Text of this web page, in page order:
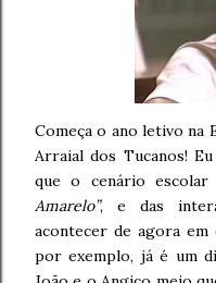
Começa o ano letivo na
Arraial dos Tucanos!
que o cenário
Amarelo”, e das
acontecer de agora
por exemplo, já é um